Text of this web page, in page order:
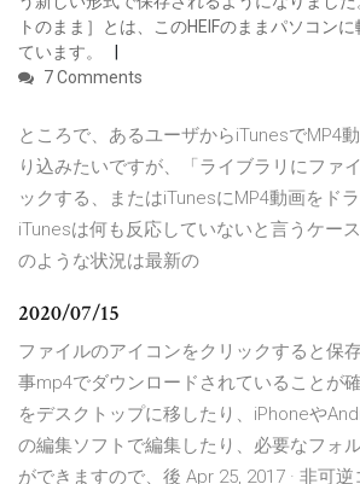
トのまま］とは、このHEIFのままパソコン
ています。
7 Comments
ところで、あるユーザからiTunesでMP4
り込みたいですが、「ライブラリにファ
ックする、またはiTunesにMP4動画をド
iTunesは何も反応していないと言うケー
のような状況は最新の
2020/07/15
ファイルのアイコンをクリックすると保
事mp4でダウンロードされていることが
をデスクトップに移したり、iPhoneや
の編集ソフトで編集したり、必要なフォ
ができますので、後 Apr 25, 2017 · 非可